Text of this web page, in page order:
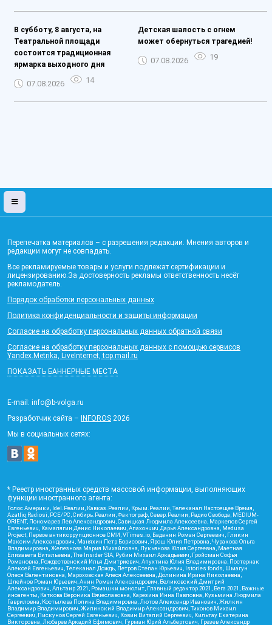
В субботу, 8 августа, на
Театральной площади
состоится традиционная
ярмарка выходного дня
07.08.2026 14
Детская шалость с огнем
может обернуться трагедией!
07.08.2026 19
Перепечатка материалов – с разрешения редакции. Мнения авторов и
редакции могут не совпадать.
Все рекламируемые товары и услуги подлежат сертификации и
лицензированию.За достоверность рекламы ответственность несёт
рекламодатель.
Порядок обработки персональных данных
Политика конфиденциальности и защиты информации
Согласие на обработку персональных данных обратной связи
Согласие на обработку персональных данных с помощью сервисов
Yandex.Metrika, LiveInternet, top.mail.ru
ПОКАЗАТЬ БАННЕРНЫЕ МЕСТА
E-mail: info@b-volga.ru
Разработчик сайта – INFOROS 2026
Мы в социальных сетях:
* Реестр иностранных средств массовой информации, выполняющих
функции иностранного агента:
Голос Америки, Idel.Реалии, Кавказ.Реалии, Крым.Реалии, Телеканал Настоящее Время,
Azatliq Radiosi, PCE/PC, Сибирь.Реалии, Фактограф, Север.Реалии, Радио Свобода, MEDIUM-
ORIENT, Пономарев Лев Александрович, Савицкая Людмила Алексеевна, Маркелов Сергей
Евгеньевич, Камалягин Денис Николаевич, Апахончич Дарья Александровна, Medusa
Project, Первое антикоррупционное СМИ, VTimes.io, Баданин Роман Сергеевич, Гликин
Максим Александрович, Маняхин Петр Борисович, Ярош Юлия Петровна, Чуракова Ольга
Владимировна, Железнова Мария Михайловна, Лукьянова Юлия Сергеевна, Маетная
Елизавета Витальевна, The Insider SIA, Рубин Михаил Аркадьевич, Гройсман Софья
Романовна, Рождественский Илья Дмитриевич, Апухтина Юлия Владимировна, Постернак
Алексей Евгеньевич, Телеканал Дождь, Петров Степан Юрьевич, Istories fonds, Шмагун
Олеся Валентиновна, Мароховская Алеся Алексеевна, Долинина Ирина Николаевна,
Шлейнов Роман Юрьевич, Анин Роман Александрович, Великовский Дмитрий
Александрович, Альтаир 2021, Ромашки монолит, Главный редактор 2021, Вега 2021, Важные
иноагенты, Каткова Вероника Вячеславовна, Карезина Инна Павловна, Кузьмина Людмила
Гавриловна, Костылева Полина Владимировна, Лютов Александр Иванович, Жилкин
Владимир Владимирович, Жилинский Владимир Александрович, Тихонов Михаил
Сергеевич, Пискунов Сергей Евгеньевич, Ковин Виталий Сергеевич, Кильтау Екатерина
Викторовна, Любарев Аркадий Ефимович, Гурман Юрий Альбертович, Грезев Александр